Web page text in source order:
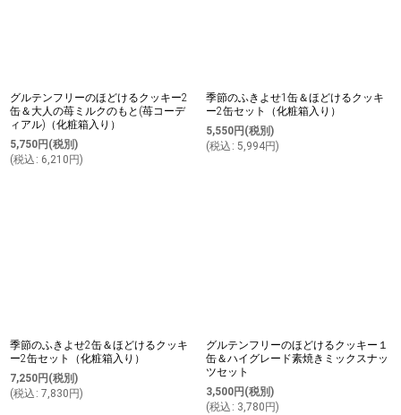
グルテンフリーのほどけるクッキー2
缶＆大人の苺ミルクのもと(苺コーデ
ィアル)（化粧箱入り）
5,750円 (税別)
(税込 : 6,210 円)
季節のふきよせ1缶＆ほどけるクッキ
ー2缶セット（化粧箱入り）
5,550円 (税別)
(税込 : 5,994円)
季節のふきよせ2缶＆ほどけるクッキ
ー2缶セット（化粧箱入り）
7,250円 (税別)
(税込 : 7,830 円)
グルテンフリーのほどけるクッキー１
缶＆ハイグレード素焼きミックスナッ
ツセット
3,500円 (税別)
(税込 : 3,780 円)